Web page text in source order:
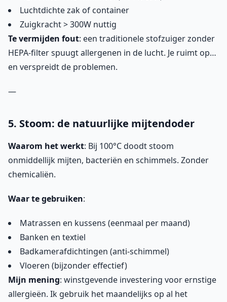
Luchtdichte zak of container
Zuigkracht > 300W nuttig
Te vermijden fout: een traditionele stofzuiger zonder
HEPA-filter spuugt allergenen in de lucht. Je ruimt op…
en verspreidt de problemen.
—
5. Stoom: de natuurlijke mijtendoder
Waarom het werkt: Bij 100°C doodt stoom
onmiddellijk mijten, bacteriën en schimmels. Zonder
chemicaliën.
Waar te gebruiken:
Matrassen en kussens (eenmaal per maand)
Banken en textiel
Badkamerafdichtingen (anti-schimmel)
Vloeren (bijzonder effectief)
Mijn mening: winstgevende investering voor ernstige
allergieën. Ik gebruik het maandelijks op al het